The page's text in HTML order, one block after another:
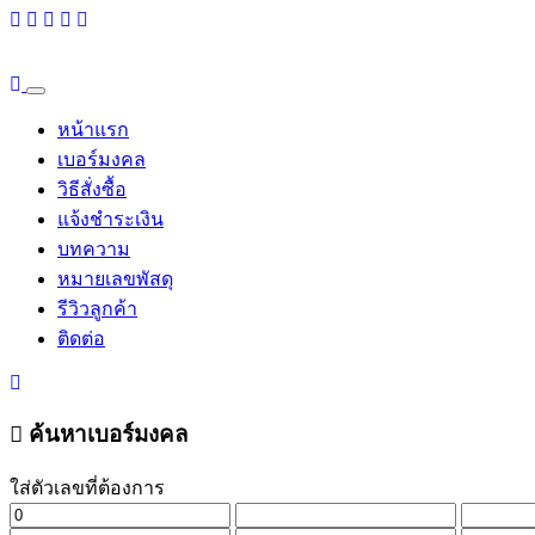
หน้าแรก
เบอร์มงคล
วิธีสั่งซื้อ
แจ้งชำระเงิน
บทความ
หมายเลขพัสดุ
รีวิวลูกค้า
ติดต่อ
ค้นหาเบอร์มงคล
ใส่ตัวเลขที่ต้องการ